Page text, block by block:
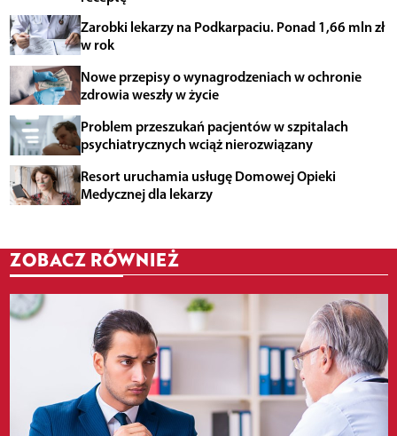
Zarobki lekarzy na Podkarpaciu. Ponad 1,66 mln zł
w rok
Nowe przepisy o wynagrodzeniach w ochronie
zdrowia weszły w życie
Problem przeszukań pacjentów w szpitalach
psychiatrycznych wciąż nierozwiązany
Resort uruchamia usługę Domowej Opieki
Medycznej dla lekarzy
ZOBACZ RÓWNIEŻ